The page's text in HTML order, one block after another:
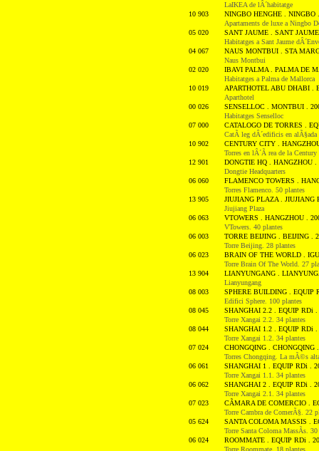
LaIKEA de lÂ´habitatge
10 903
NINGBO HENGHE . NINGBO
Apartaments de luxe a Ningbo
05 020
SANT JAUME . SANT
Habitatges a Sant Jaume
04 067
NAUS MONTBUI . STA
Naus Montbui
02 020
IBAVI PALMA . PALMA DE
Habitatges a Palma de Mallorca
10 019
APARTHOTEL ABU DHABI .
Aparthotel
00 026
SENSELLOC . MONTBUI .
Habitatges Senselloc
07 000
CATALOGO DE TORRES .
CatÃ leg dÂ´edificis en alÃ§ada
10 902
CENTURY CITY .
Torres en lÂ´Ã rea de la
12 901
DONGTIE HQ . HANGZHOU .
Dongtie Headquarters
06 060
FLAMENCO TOWERS .
Torres Flamenco. 50 plantes
13 905
JIUJIANG PLAZA . JIUJIANG
Jiujiang Plaza
06 063
VTOWERS . HANGZHOU .
VTowers. 40 plantes
06 003
TORRE BEIJING . BEIJING .
Torre Beijing. 28 plantes
06 023
BRAIN OF THE WORLD .
Torre Brain Of The World. 27
13 904
LIANYUNGANG .
Lianyungang
08 003
SPHERE BUILDING . EQUIP
Edifici Sphere. 100 plantes
08 045
SHANGHAI 2.2 . EQUIP RDi .
Torre Xangai 2.2. 34 plantes
08 044
SHANGHAI 1.2 . EQUIP RDi .
Torre Xangai 1.2. 34 plantes
07 024
CHONGQING . CHONGQING
Torres Chongqing. La mÃ©s
06 061
SHANGHAI 1 . EQUIP RDi .
Torre Xangai 1.1. 34 plantes
06 062
SHANGHAI 2 . EQUIP RDi .
Torre Xangai 2.1. 34 plantes
07 023
CÃMARA DE COMERCIO .
Torre Cambra de ComerÃ§. 22
05 624
SANTA COLOMA MASSIS .
Torre Santa Coloma MassÃ­s. 30
06 024
ROOMMATE . EQUIP RDi .
Torre Roommate. 18 plantes